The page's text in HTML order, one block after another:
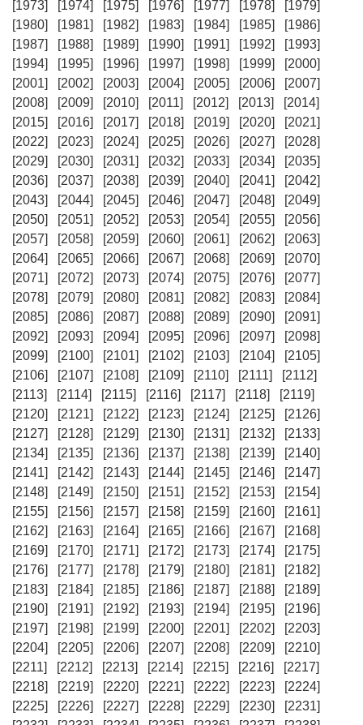
[1973] [1974] [1975] [1976] [1977] [1978]
[1979]
[1980]
[1981] [1982] [1983] [1984] [1985]
[1986]
[1987]
[1988] [1989] [1990] [1991] [1992]
[1993]
[1994]
[1995] [1996] [1997] [1998] [1999]
[2000]
[2001]
[2002] [2003] [2004] [2005] [2006]
[2007]
[2008]
[2009] [2010] [2011] [2012] [2013]
[2014]
[2015]
[2016] [2017] [2018] [2019] [2020]
[2021]
[2022]
[2023] [2024] [2025] [2026] [2027]
[2028]
[2029]
[2030] [2031] [2032] [2033] [2034]
[2035]
[2036]
[2037] [2038] [2039] [2040] [2041]
[2042]
[2043]
[2044] [2045] [2046] [2047] [2048]
[2049]
[2050]
[2051] [2052] [2053] [2054] [2055]
[2056]
[2057]
[2058] [2059] [2060] [2061] [2062]
[2063]
[2064]
[2065] [2066] [2067] [2068] [2069]
[2070]
[2071]
[2072] [2073] [2074] [2075] [2076]
[2077]
[2078]
[2079] [2080] [2081] [2082] [2083]
[2084]
[2085]
[2086] [2087] [2088] [2089] [2090]
[2091]
[2092]
[2093] [2094] [2095] [2096] [2097]
[2098]
[2099]
[2100] [2101] [2102] [2103] [2104]
[2105]
[2106]
[2107] [2108] [2109] [2110] [2111]
[2112]
[2113]
[2114] [2115] [2116] [2117] [2118]
[2119]
[2120]
[2121] [2122] [2123] [2124] [2125]
[2126]
[2127]
[2128] [2129] [2130] [2131] [2132]
[2133]
[2134]
[2135] [2136] [2137] [2138] [2139]
[2140]
[2141]
[2142] [2143] [2144] [2145] [2146]
[2147]
[2148]
[2149] [2150] [2151] [2152] [2153]
[2154]
[2155]
[2156] [2157] [2158] [2159] [2160]
[2161]
[2162]
[2163] [2164] [2165] [2166] [2167]
[2168]
[2169]
[2170] [2171] [2172] [2173] [2174]
[2175]
[2176]
[2177] [2178] [2179] [2180] [2181]
[2182]
[2183]
[2184] [2185] [2186] [2187] [2188]
[2189]
[2190]
[2191] [2192] [2193] [2194] [2195]
[2196]
[2197]
[2198] [2199] [2200] [2201] [2202]
[2203]
[2204]
[2205] [2206] [2207] [2208] [2209]
[2210]
[2211]
[2212] [2213] [2214] [2215] [2216]
[2217]
[2218]
[2219] [2220] [2221] [2222] [2223]
[2224]
[2225]
[2226] [2227] [2228] [2229] [2230]
[2231]